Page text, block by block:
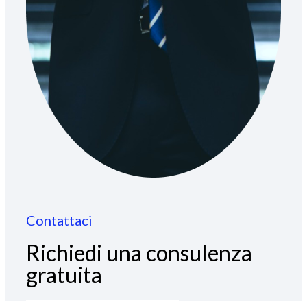
Contattaci
Richiedi una consulenza
gratuita